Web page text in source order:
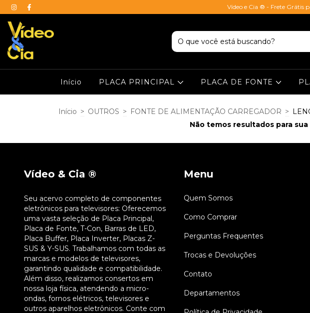
Vídeo e Cia ® - Frete Grátis
Início PLACA PRINCIPAL PLACA DE FONTE
Início > OUTROS > FONTE DE ALIMENTAÇÃO CARREGADOR >
Não temos resultados para
Vídeo & Cia ®
Seu acervo completo de componentes
eletrônicos para televisores: Oferecemos
uma vasta seleção de Placa Principal,
Placa de Fonte, T-Con, Barras de LED,
Placa Buffer, Placa Inverter, Placas Z-
SUS & Y-SUS. Trabalhamos com todas as
marcas e modelos de televisores,
garantindo qualidade e compatibilidade.
Além disso, realizamos consertos em
nossa loja física, atendendo a micro-
ondas, fornos elétricos, televisores e
outros aparelhos eletrônicos. Conte com
Menu
Quem Somos
Como Comprar
Perguntas Frequentes
Trocas e Devoluções
Contato
Departamentos